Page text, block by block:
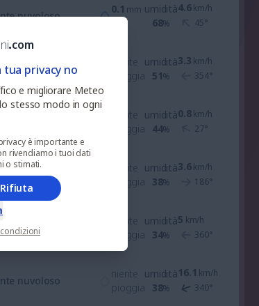
nuvoloso
0.1 mm umidità
68%
4.6km/h
45°
sereno
niente
pioggia
umidità
51%
3.3 km/h
354°
niente
pioggia
umidità
44%
0.8km/h
27°
niente
pioggia
umidità
38%
3.6km/h
186°
niente
pioggia
umidità
34%
5 km/h
360°
nuvoloso
niente
pioggia
umidità
38%
16.1 km/h
340°
.com
privacy no
e migliorare Meteo
stesso modo in ogni
è importante e
rivendiamo i tuoi dati
o stimati.
Rifiuta